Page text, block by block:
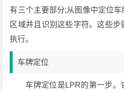
有三个主要部分;从图像中定位
区域并且识别这些字符。这些
执行。
车牌定位
车牌定位是LPR的第一步。